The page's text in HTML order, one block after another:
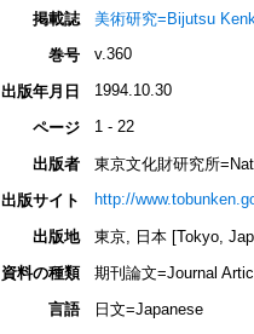
掲載誌
美術研究=Bijutsu
巻号
v.360
出版年月日 1994.10.30
ページ 1 - 22
出版者
東京文化財研究所
出版サイト
http://
出版地
東京, 日本 [Tokyo,
資料の種類
期刊論文=Journal
言語
日文=Japanese